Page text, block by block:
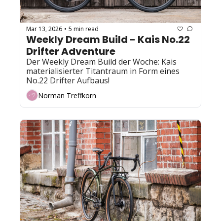
Mar 13, 2026 • 5 min read
Weekly Dream Build - Kais No.22
Drifter Adventure
Der Weekly Dream Build der Woche: Kais
materialisierter Titantraum in Form eines
No.22 Drifter Aufbaus!
Norman Treffkorn